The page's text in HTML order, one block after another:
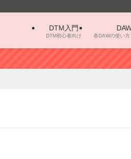
DTM入門
DTM初心者向け 各DAWの使い方